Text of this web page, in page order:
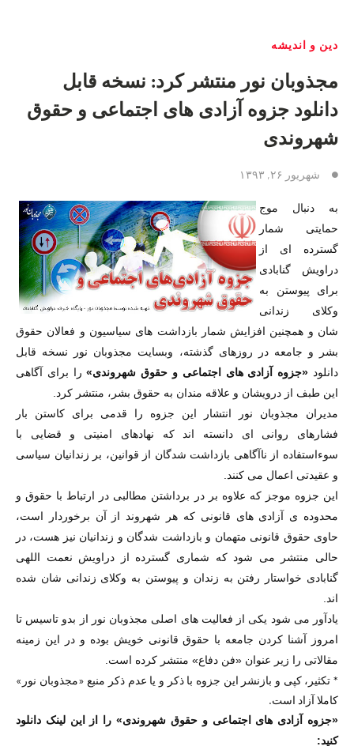
دین و اندیشه
مجذوبان نور منتشر کرد: نسخه قابل
دانلود جزوه آزادی های اجتماعی و حقوق
شهروندی
شهریور ۲۶, ۱۳۹۳
به دنبال موج
حمایتی شمار
گسترده ای از
دراویش گنابادی
برای پیوستن به
وکلای زندانی
شان و همچنین افزایش شمار بازداشت های سیاسیون و فعالان حقوق
بشر و جامعه در روزهای گذشته، وبسایت مجذوبان نور نسخه قابل
دانلود «جزوه آزادی های اجتماعی و حقوق شهروندی»را برای آگاهی
این طبف از درویشان و علاقه مندان به حقوق بشر، منتشر کرد.
مدیران مجذوبان نور انتشار این جزوه را قدمی برای کاستن بار
فشارهای روانی ای دانسته اند که نهادهای امنیتی و قضایی با
سوءاستفاده از ناآگاهی بازداشت شدگان از قوانین، بر زندانیان سیاسی
و عقیدتی اعمال می کنند.
این جزوه موجز که علاوه بر در برداشتن مطالبی در ارتباط با حقوق و
محدوده ی آزادی های قانونی که هر شهروند از آن برخوردار است،
حاوی حقوق قانونی متهمان و بازداشت شدگان و زندانیان نیز هست، در
حالی منتشر می شود که شماری گسترده از دراویش نعمت اللهی
گنابادی خواستار رفتن به زندان و پیوستن به وکلای زندانی شان شده
اند.
یادآور می شود یکی از فعالیت های اصلی مجذوبان نور از بدو تاسیس تا
امروز آشنا کردن جامعه با حقوق قانونی خویش بوده و در این زمینه
مقالاتی را زیر عنوان «فن دفاع» منتشر کرده است.
* تکثیر، کپی و بازنشر این جزوه با ذکر و یا عدم ذکر منبع «مجذوبان نور»
کاملا آزاد است.
«جزوه آزادی های اجتماعی و حقوق شهروندی» را از این لینک دانلود
کنید: